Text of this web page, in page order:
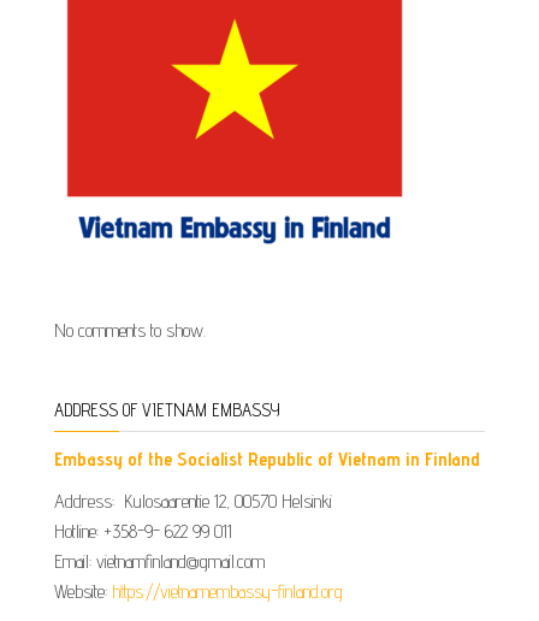
No comments to show.
ADDRESS OF VIETNAM EMBASSY
Embassy of the Socialist Republic of Vietnam in Finland
Address: Kulosaarentie 12, 00570 Helsinki
Hotline: +358-9- 622 99 011​​
Email: vietnamfinland@gmail.com
Website: https://vietnamembassy-finland.org